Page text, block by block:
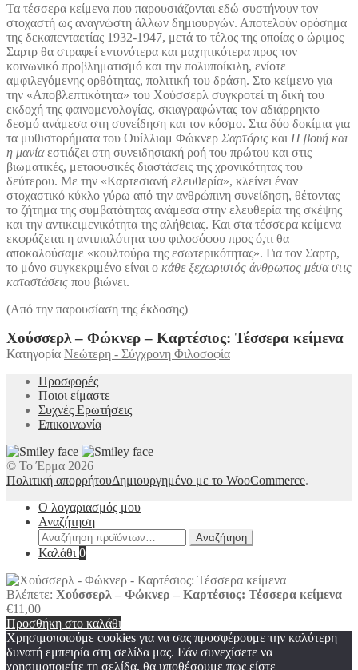
Τα τέσσερα κείμενα που παρουσιάζονται εδώ συστήνουν τον
στοχαστή ως αναγνώστη άλλων δημιουργών. Αποτελούν ορόσημα
της δεκαπενταετίας 1932-1947, μετά το τέλος της οποίας ο ώριμος
Σαρτρ θα στραφεί εντονότερα και μαχητικότερα προς τον
κοινωνικό προβληματισμό και την πολυποίκιλη, ενίοτε
αμφιλεγόμενης ορθότητας, πολιτική του δράση. Στο κείμενο για
την «Αποβλεπτικότητα» του Χούσσερλ συγκροτεί τη δική του
εκδοχή της φαινομενολογίας, σκιαγραφώντας τον αδιάρρηκτο
δεσμό ανάμεσα στη συνείδηση και τον κόσμο. Στα δύο δοκίμια για
τα μυθιστορήματα του Ουίλλιαμ Φώκνερ Σαρτόρις και Η βουή και
η μανίαεστιάζει στη συνειδησιακή ροή του πρώτου και στις
βιωματικές, μεταφυσικές διαστάσεις της χρονικότητας του
δεύτερου. Με την «Καρτεσιανή ελευθερία», κλείνει έναν
στοχαστικό κύκλο γύρω από την ανθρώπινη συνείδηση, θέτοντας
το ζήτημα της συμβατότητας ανάμεσα στην ελευθερία της σκέψης
και την αντικειμενικότητα της αλήθειας. Και στα τέσσερα κείμενα
εκφράζεται η αντιπαλότητα του φιλοσόφου προς ό,τι θα
αποκαλούσαμε «κουλτούρα της εσωτερικότητας». Για τον Σαρτρ,
το μόνο συγκεκριμένο είναι ο κάθε ξεχωριστός άνθρωπος μέσα στις
καταστάσεις που βιώνει.
(Από την παρουσίαση της έκδοσης)
Χούσσερλ – Φώκνερ – Καρτέσιος: Τέσσερα κείμενα
Κατηγορία Νεώτερη - Σύγχρονη Φιλοσοφία
Προσφορές
Ποιοι είμαστε
Συχνές Ερωτήσεις
Επικοινωνία
© Το Έρμα 2026
Πολιτική απορρήτουΔημιουργημένο με το WooCommerce.
Ο λογαριασμός μου
Αναζήτηση
Αναζήτηση
για:
Αναζήτηση
Καλάθι 0
Βλέπετε: Χούσσερλ – Φώκνερ – Καρτέσιος: Τέσσερα κείμενα
€11,00
Προσθήκη στο καλάθι
Χρησιμοποιούμε cookies για να σας προσφέρουμε την καλύτερη
δυνατή εμπειρία στη σελίδα μας. Εάν συνεχίσετε να
χρησιμοποιείτε τη σελίδα, θα υποθέσουμε πως είστε